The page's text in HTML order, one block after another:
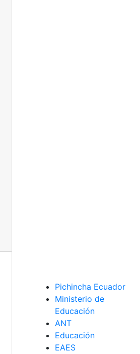
Pichincha Ecuador
Ministerio de
Educación
ANT
Educación
EAES